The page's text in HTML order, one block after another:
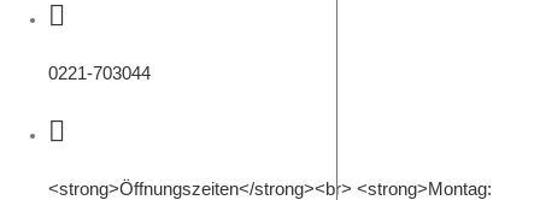
0221-703044
<strong>Öffnungszeiten</strong><br> <strong>Montag: